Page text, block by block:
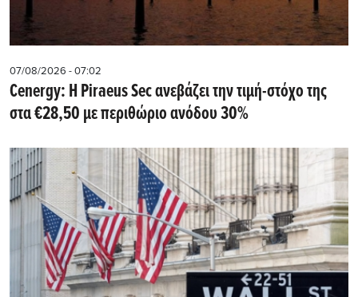
07/08/2026 - 07:02
Cenergy: Η Piraeus Sec ανεβάζει την τιμή-στόχο της
στα €28,50 με περιθώριο ανόδου 30%